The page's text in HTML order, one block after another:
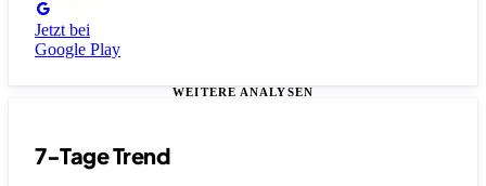
Jetzt bei
Google Play
WEITERE ANALYSEN
7-Tage Trend